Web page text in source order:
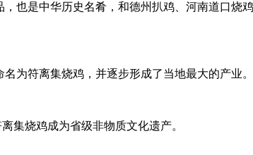
是中华历史名肴，和德州扒鸡、河南道口烧
为符离集烧鸡，并逐步形成了当地最大的产业。
集烧鸡成为省级非物质文化遗产。